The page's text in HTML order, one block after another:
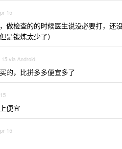
15
做检查的的时候医生说没必要打，还
是锻炼太少了）
15 via Android
的，比拼多多便宜多了
便宜
15